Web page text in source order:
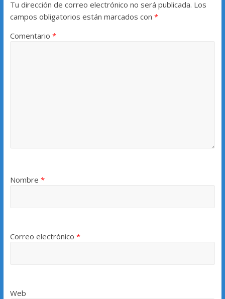
Tu dirección de correo electrónico no será publicada. Los
campos obligatorios están marcados con *
Comentario *
Nombre *
Correo electrónico *
Web